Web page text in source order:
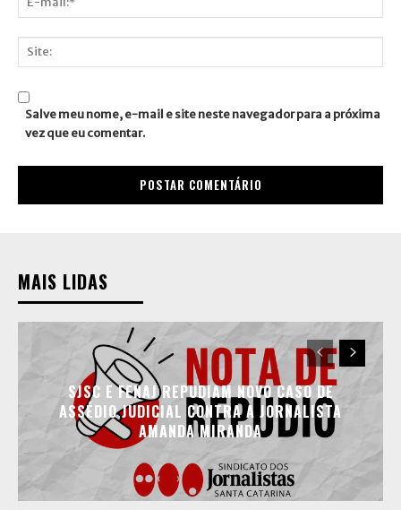
mail:*
Salve meu nome, e-mail e site neste navegador para a próxima
vez que eu comentar.
MAIS LIDAS
SJSC E FENAJ REPUDIAM NOVO CASO DE
ASSÉDIO JUDICIAL CONTRA A JORNALISTA
AMANDA MIRANDA